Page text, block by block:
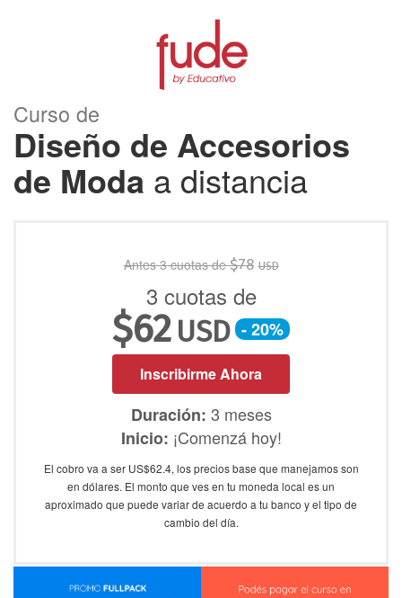
Curso de
Diseño de Accesorios
de Moda a distancia
Antes 3 cuotas de$78 USD
3 cuotas de
$62 USD - 20%
Inscribirme Ahora
Duración: 3 meses
Inicio: ¡Comenzá hoy!
El cobro va a ser US$62.4, los precios base que manejamos son
en dólares. El monto que ves en tu moneda local es un
aproximado que puede variar de acuerdo a tu banco y el tipo de
cambio del día.